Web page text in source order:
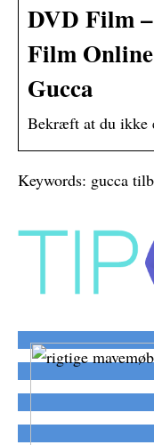
DVD Film
Film
Gucca
Bekræft at du ikke
Keywords: gucca